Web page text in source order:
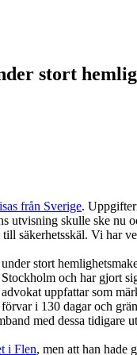
stort
från Sverige.
utvisning skulle ske nu
säkerhetsskäl. Vi har
stort
och har gjort
uppfattar som
i 130 dagar och
med dessa tidigare
i Flen, men att han hade